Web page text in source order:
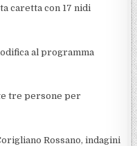
caretta con 17 nidi
al programma
tre persone per
Rossano, indagini